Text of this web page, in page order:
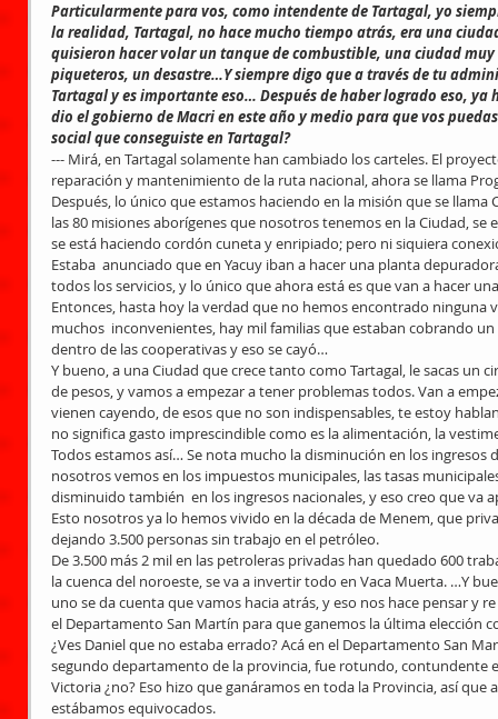
Particularmente para vos, como intendente de Tartagal, yo
la realidad, Tartagal, no hace mucho tiempo atrás, era una
quisieron hacer volar un tanque de combustible, una ciudad
piqueteros, un desastre…Y siempre digo que a través de tu
Tartagal y es importante eso… Después de haber logrado eso, ya
dio el gobierno de Macri en este año y medio para que vos
social que conseguiste en Tartagal?
--- Mirá, en Tartagal solamente han cambiado los carteles. El
reparación y mantenimiento de la ruta nacional, ahora se llama
Después, lo único que estamos haciendo en la misión que se
las 80 misiones aborígenes que nosotros tenemos en la Ciudad,
se está haciendo cordón cuneta y enripiado; pero ni siquiera
Estaba  anunciado que en Yacuy iban a hacer una planta
todos los servicios, y lo único que ahora está es que van a hacer
Entonces, hasta hoy la verdad que no hemos encontrado ninguna
muchos  inconvenientes, hay mil familias que estaban cobrando
dentro de las cooperativas y eso se cayó…
Y bueno, a una Ciudad que crece tanto como Tartagal, le sacas un
de pesos, y vamos a empezar a tener problemas todos. Van a
vienen cayendo, de esos que no son indispensables, te estoy
no significa gasto imprescindible como es la alimentación, la
Todos estamos así… Se nota mucho la disminución en los ingresos
nosotros vemos en los impuestos municipales, las tasas
disminuido también  en los ingresos nacionales, y eso creo que va
Esto nosotros ya lo hemos vivido en la década de Menem, que
dejando 3.500 personas sin trabajo en el petróleo.
De 3.500 más 2 mil en las petroleras privadas han quedado 600
la cuenca del noroeste, se va a invertir todo en Vaca Muerta. …Y
uno se da cuenta que vamos hacia atrás, y eso nos hace pensar y
el Departamento San Martín para que ganemos la última elección
¿Ves Daniel que no estaba errado? Acá en el Departamento San
segundo departamento de la provincia, fue rotundo, contundente
Victoria ¿no? Eso hizo que ganáramos en toda la Provincia, así que
estábamos equivocados.